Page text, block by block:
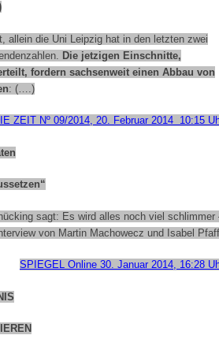
allein die Uni Leipzig hat in den letzten zwei
Die jetzigen Einschnitte,
fordern sachsenweit einen Abbau von
: (….)
ZEIT Nº 09/2014, 20. Februar 2014 10:15
sagt: Es wird alles noch viel schlimmer
von Martin Machowecz und Isabel Pfaff
SPIEGEL Online 30. Januar 2014, 16:28